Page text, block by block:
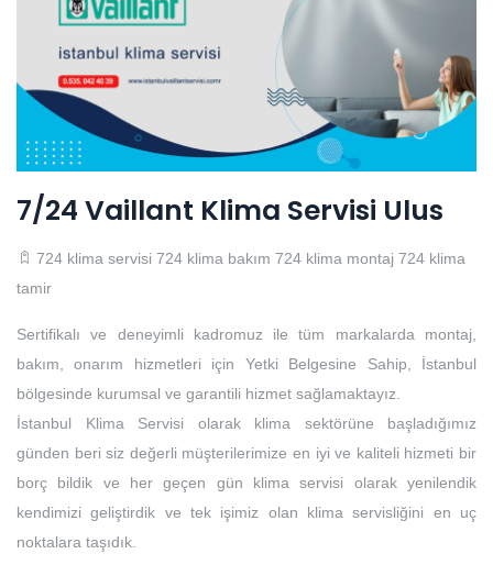
7/24 Vaillant Klima Servisi Ulus
724 klima servisi 724 klima bakım 724 klima montaj 724 klima
tamir
Sertifikalı ve deneyimli kadromuz ile tüm markalarda montaj,
bakım, onarım hizmetleri için Yetki Belgesine Sahip, İstanbul
bölgesinde kurumsal ve garantili hizmet sağlamaktayız.
İstanbul Klima Servisi olarak klima sektörüne başladığımız
günden beri siz değerli müşterilerimize en iyi ve kaliteli hizmeti bir
borç bildik ve her geçen gün klima servisi olarak yenilendik
kendimizi geliştirdik ve tek işimiz olan klima servisliğini en uç
noktalara taşıdık.